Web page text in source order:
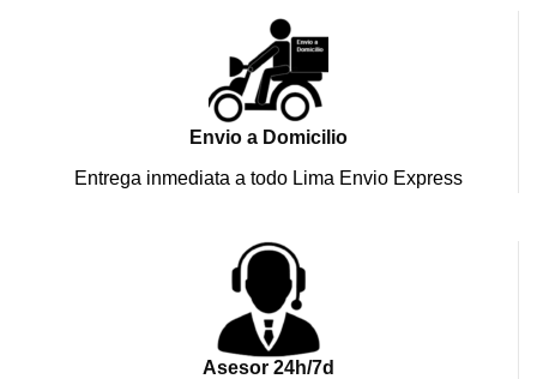
Envio a Domicilio
Entrega inmediata a todo Lima Envio Express
Asesor 24h/7d